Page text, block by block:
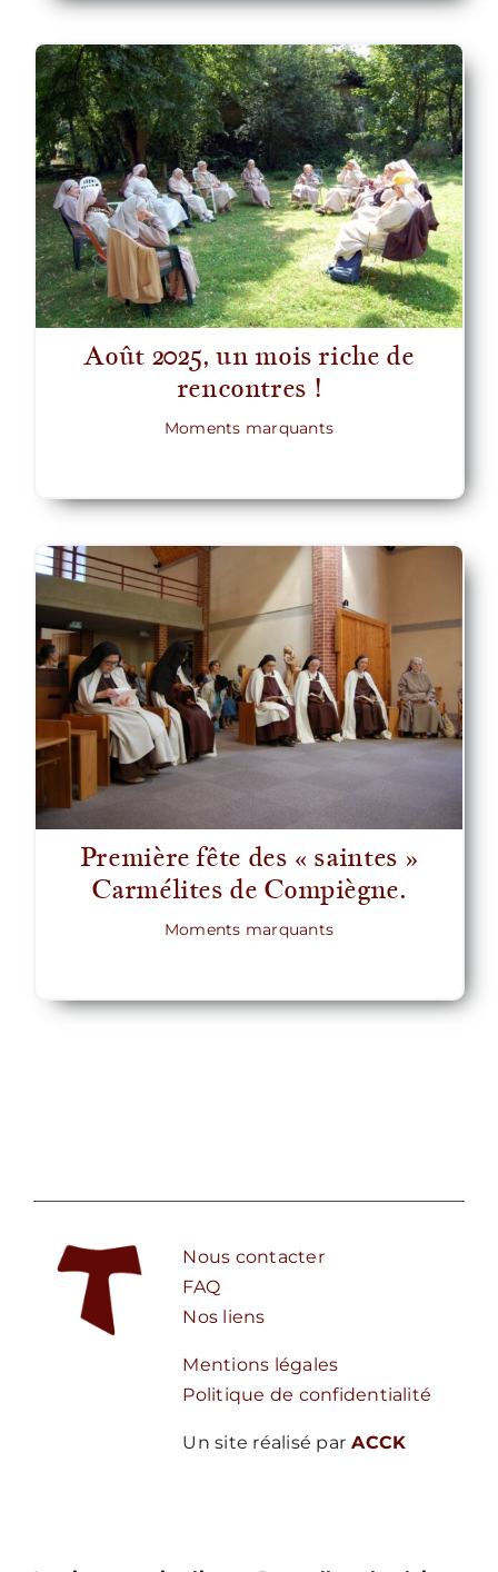
Août 2025, un mois riche de
rencontres !
Moments marquants
Première fête des « saintes »
Carmélites de Compiègne.
Moments marquants
Nous contacter
FAQ
Nos liens
Mentions légales
Politique de confidentialité
Un site réalisé par ACCK